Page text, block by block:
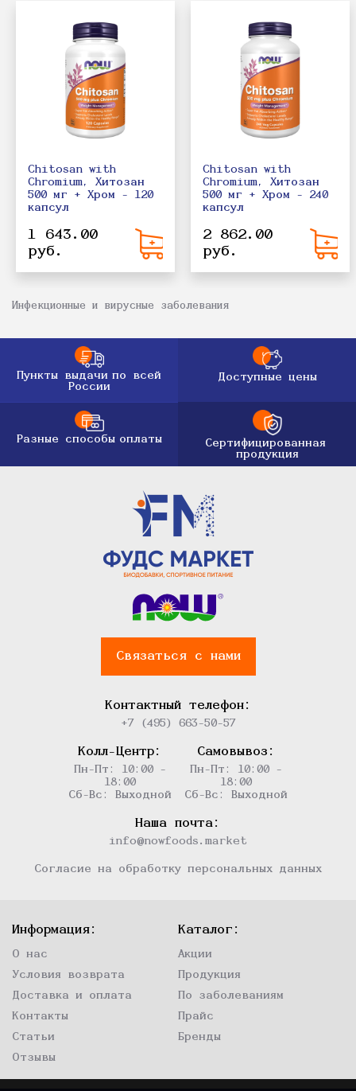
Chitosan with
Chromium, Хитозан
500 мг + Хром - 120
капсул
1 643.00
руб.
Chitosan with
Chromium, Хитозан
500 мг + Хром - 240
капсул
2 862.00
руб.
Инфекционные и вирусные заболевания
Пункты выдачи по всей
России
Доступные цены
Разные способы оплаты
Сертифицированная
продукция
Связаться с нами
Контактный телефон:
+7 (495) 663-50-57
Колл-Центр:
Пн-Пт: 10:00 -
18:00
Сб-Вс: Выходной
Самовывоз:
Пн-Пт: 10:00 -
18:00
Сб-Вс: Выходной
Наша почта:
info@nowfoods.market
Согласие на обработку персональных данных
Информация:
О нас
Условия возврата
Доставка и оплата
Контакты
Статьи
Отзывы
Каталог:
Акции
Продукция
По заболеваниям
Прайс
Бренды